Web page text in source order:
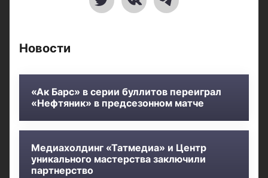
Новости
«Ак Барс» в серии буллитов переиграл
«Нефтяник» в предсезонном матче
Медиахолдинг «Татмедиа» и Центр
уникального мастерства заключили
партнерство